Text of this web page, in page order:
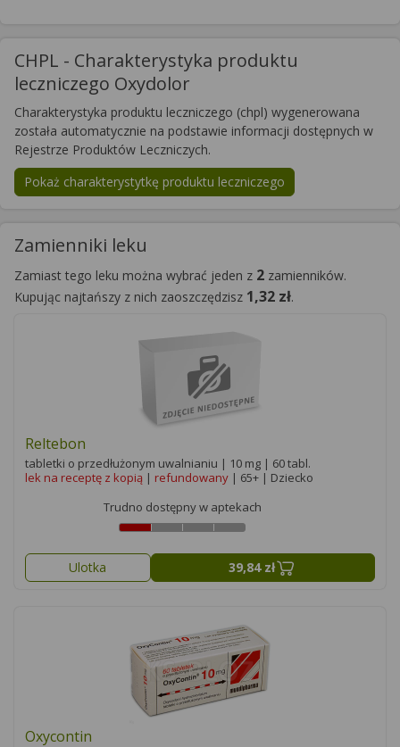
CHPL - Charakterystyka produktu
leczniczego Oxydolor
Charakterystyka produktu leczniczego (chpl) wygenerowana
została automatycznie na podstawie informacji dostępnych w
Rejestrze Produktów Leczniczych.
Pokaż charakterystytkę produktu leczniczego
Zamienniki leku
Zamiast tego leku można wybrać jeden z 2 zamienników.
Kupując najtańszy z nich zaoszczędzisz 1,32 zł.
Reltebon
tabletki o przedłużonym uwalnianiu | 10 mg | 60 tabl.
lek na receptę z kopią | refundowany | 65+ | Dziecko
Trudno dostępny w aptekach
Ulotka 39,84 zł
Oxycontin